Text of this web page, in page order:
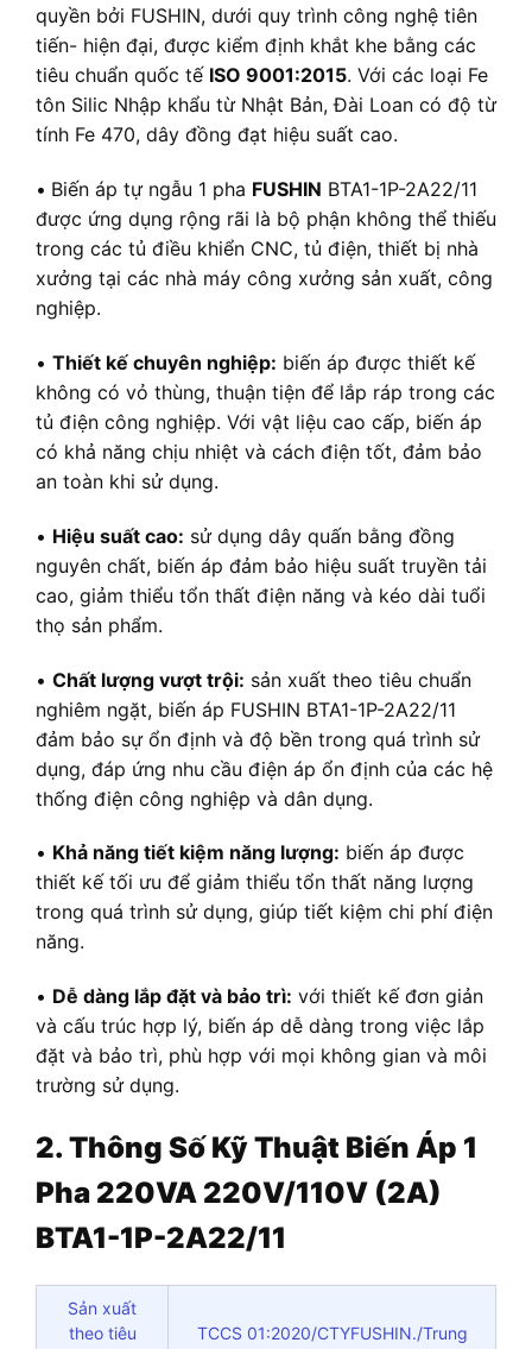
quyền bởi FUSHIN, dưới quy trình công nghệ tiên
tiến- hiện đại, được kiểm định khắt khe bằng các
tiêu chuẩn quốc tế ISO 9001:2015. Với các loại Fe
tôn Silic Nhập khẩu từ Nhật Bản, Đài Loan có độ từ
tính Fe 470, dây đồng đạt hiệu suất cao.
• Biến áp tự ngẫu 1 pha FUSHIN BTA1-1P-2A22/11
được ứng dụng rộng rãi là bộ phận không thể thiếu
trong các tủ điều khiển CNC, tủ điện, thiết bị nhà
xưởng tại các nhà máy công xưởng sản xuất, công
nghiệp.
• Thiết kế chuyên nghiệp: biến áp được thiết kế
không có vỏ thùng, thuận tiện để lắp ráp trong các
tủ điện công nghiệp. Với vật liệu cao cấp, biến áp
có khả năng chịu nhiệt và cách điện tốt, đảm bảo
an toàn khi sử dụng.
• Hiệu suất cao: sử dụng dây quấn bằng đồng
nguyên chất, biến áp đảm bảo hiệu suất truyền tải
cao, giảm thiểu tổn thất điện năng và kéo dài tuổi
thọ sản phẩm.
• Chất lượng vượt trội: sản xuất theo tiêu chuẩn
nghiêm ngặt, biến áp FUSHIN BTA1-1P-2A22/11
đảm bảo sự ổn định và độ bền trong quá trình sử
dụng, đáp ứng nhu cầu điện áp ổn định của các hệ
thống điện công nghiệp và dân dụng.
• Khả năng tiết kiệm năng lượng: biến áp được
thiết kế tối ưu để giảm thiểu tổn thất năng lượng
trong quá trình sử dụng, giúp tiết kiệm chi phí điện
năng.
• Dễ dàng lắp đặt và bảo trì: với thiết kế đơn giản
và cấu trúc hợp lý, biến áp dễ dàng trong việc lắp
đặt và bảo trì, phù hợp với mọi không gian và môi
trường sử dụng.
2. Thông Số Kỹ Thuật Biến Áp 1
Pha 220VA 220V/110V (2A)
BTA1-1P-2A22/11
Sản xuất
theo tiêu
TCCS 01:2020/CTYFUSHIN./Trung